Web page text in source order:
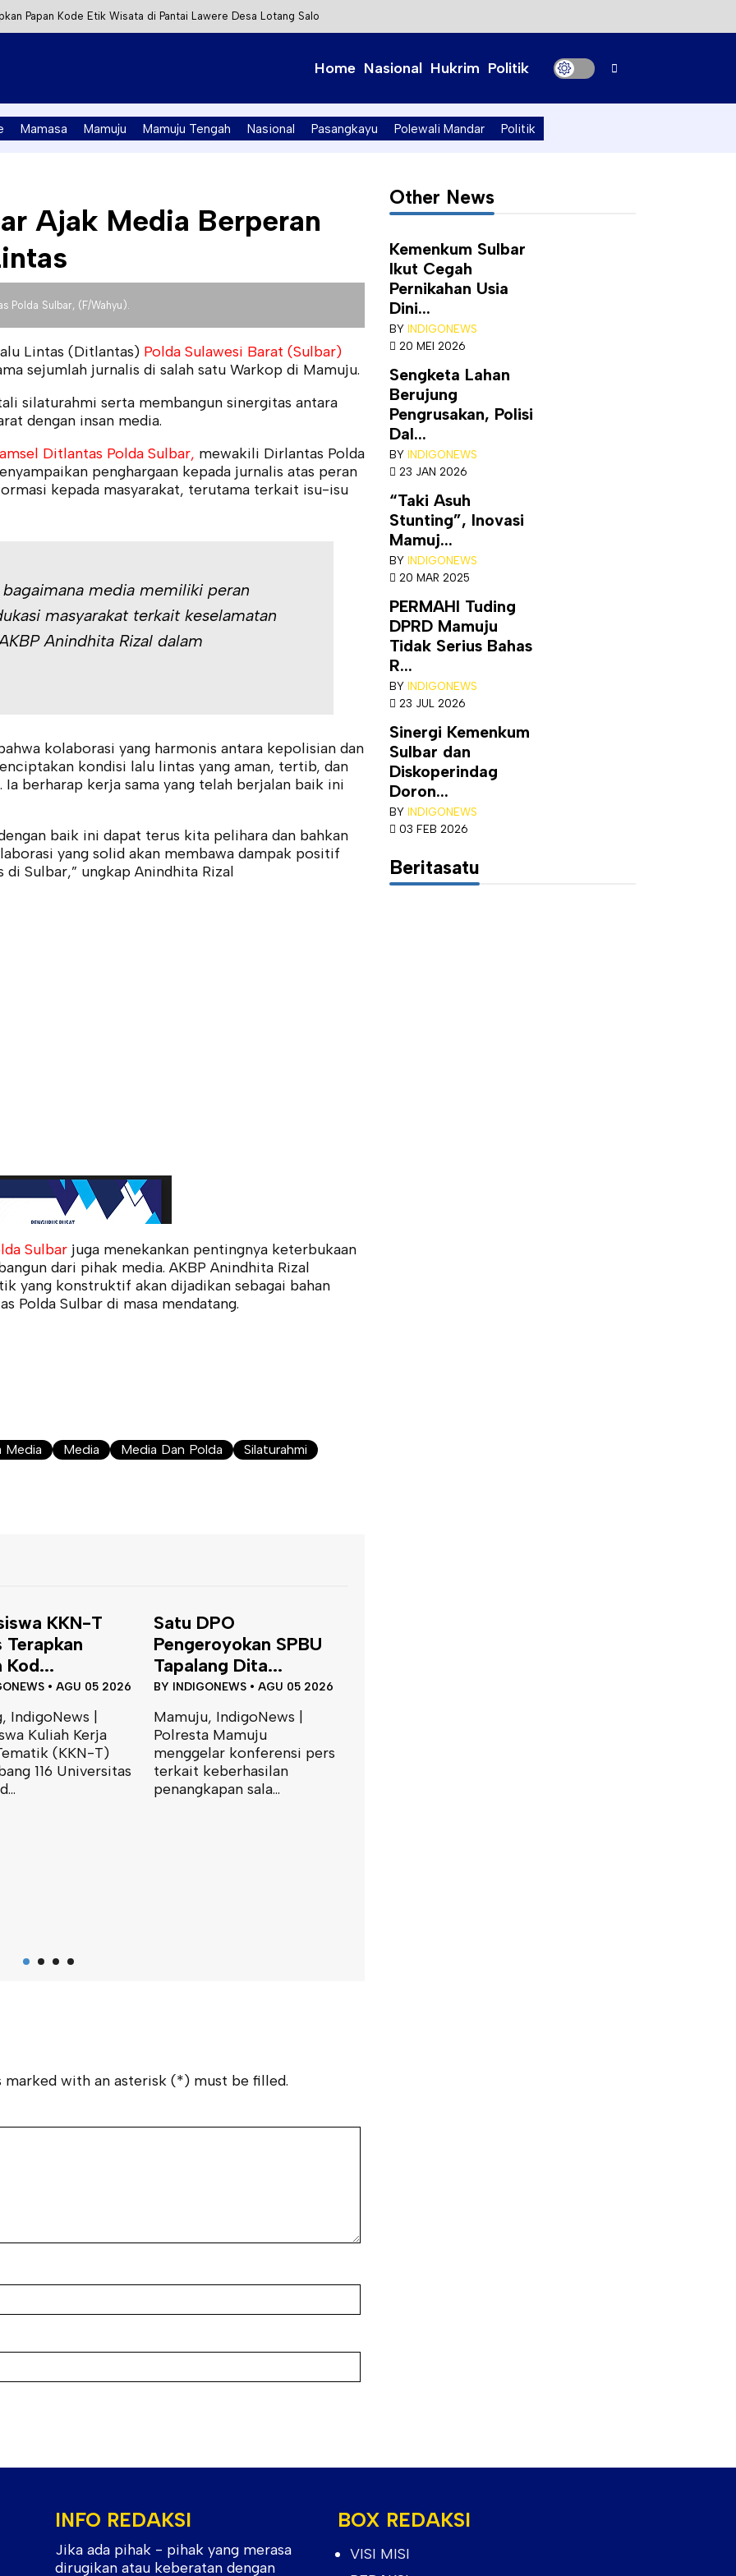
Papan Kode Etik Wisata di Pantai Lawere Desa Lotang Salo
Mamuju Soroti Kejanggalan Kasus Tambang Emas Ilegal
Home Nasional Hukrim Politik
Mamasa Mamuju Mamuju Tengah Nasional Pasangkayu Polewali Mandar Politik
Ajak Media Berperan
Polda Sulbar, (F/Wahyu).
Lintas (Ditlantas) Polda Sulawesi Barat (Sulbar)
sejumlah jurnalis di salah satu Warkop di Mamuju.
silaturahmi serta membangun sinergitas antara
dengan insan media.
Ditlantas Polda Sulbar, mewakili Dirlantas Polda
penghargaan kepada jurnalis atas peran
kepada masyarakat, terutama terkait isu-isu
media memiliki peran
masyarakat terkait keselamatan
Anindhita Rizal dalam
kolaborasi yang harmonis antara kepolisian dan
kondisi lalu lintas yang aman, tertib, dan
berharap kerja sama yang telah berjalan baik ini
baik ini dapat terus kita pelihara dan bahkan
yang solid akan membawa dampak positif
Sulbar,” ungkap Anindhita Rizal
Sulbar juga menekankan pentingnya keterbukaan
dari pihak media. AKBP Anindhita Rizal
yang konstruktif akan dijadikan sebagai bahan
Polda Sulbar di masa mendatang.
Media Media Media Dan Polda Silaturahmi
SPBU
Dita...
•AGU 05 2026
IndigoNews |
Mamuju
konferensi pers
sala...
Dinas ESDM Sulbar
Siap Perkuat
Integrasi...
BYINDIGONEWS •JUL 31 2026
Mamuju, IndigoNews |
Kepala Bidang Geologi dan
Air Tanah Dinas Energi dan
Sumber Daya Mineral
(ESDM)...
with an asterisk (*) must be filled.
Other News
Kemenkum Sulbar
Ikut Cegah
Pernikahan Usia
Dini...
BY INDIGONEWS
20 MEI 2026
Sengketa Lahan
Berujung
Pengrusakan, Polisi
Dal...
BY INDIGONEWS
23 JAN 2026
“Taki Asuh
Stunting”, Inovasi
Mamuj...
BY INDIGONEWS
20 MAR 2025
PERMAHI Tuding
DPRD Mamuju
Tidak Serius Bahas
R...
BY INDIGONEWS
23 JUL 2026
Sinergi Kemenkum
Sulbar dan
Diskoperindag
Doron...
BY INDIGONEWS
03 FEB 2026
Beritasatu
INFO REDAKSI
Jika ada pihak - pihak yang merasa
dirugikan atau keberatan dengan
BOX REDAKSI
VISI MISI